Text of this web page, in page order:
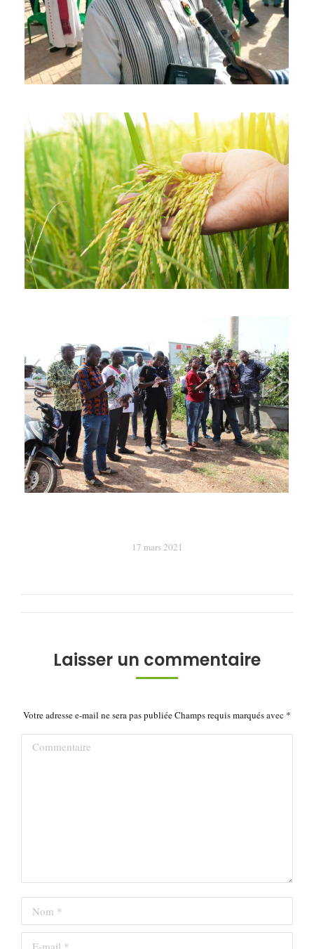
17 mars 2021
Navigation
Laisser un commentaire
Votre adresse e-mail ne sera pas publiée Champs requis marqués avec *
Commentaire
Nom *
E-mail *